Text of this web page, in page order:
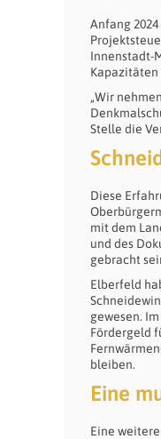
Anfang
Innenstadt-
Kapazitäten
„Wir
Stelle die
Diese
mit dem
und des
gebracht
Elberfeld
gewesen.
Fördergeld
bleiben.
Eine
Eine